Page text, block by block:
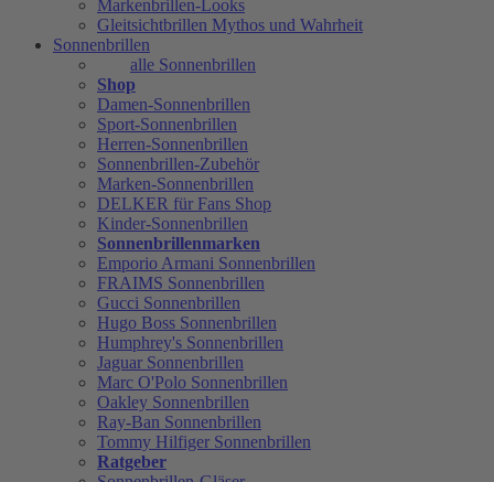
Markenbrillen-Looks
Gleitsichtbrillen Mythos und Wahrheit
Sonnenbrillen
alle Sonnenbrillen
Shop
Damen-Sonnenbrillen
Sport-Sonnenbrillen
Herren-Sonnenbrillen
Sonnenbrillen-Zubehör
Marken-Sonnenbrillen
DELKER für Fans Shop
Kinder-Sonnenbrillen
Sonnenbrillenmarken
Emporio Armani Sonnenbrillen
FRAIMS Sonnenbrillen
Gucci Sonnenbrillen
Hugo Boss Sonnenbrillen
Humphrey's Sonnenbrillen
Jaguar Sonnenbrillen
Marc O'Polo Sonnenbrillen
Oakley Sonnenbrillen
Ray-Ban Sonnenbrillen
Tommy Hilfiger Sonnenbrillen
Ratgeber